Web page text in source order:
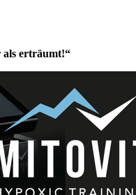
als erträumt!“